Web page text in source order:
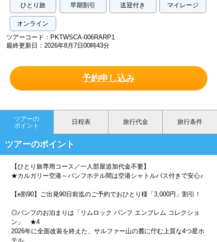
ひとり旅 早期割引 送迎付き マイレージ
オンライン
ツアーコード：PKTWSCA-006RARP1
最終更新日：2026年8月7日00時43分
予約申し込み
ツアーの
ポイント
日程表 旅行代金 旅行条件
ツアーのポイント
【ひとり旅専用コース／一人部屋追加代金不要】
★カルガリー空港～バンフホテル間は空港シャトルバス付きで安心♪
【e割90】ご出発90日前迄のご予約でおひとり様「3,000円」割引！
◎バンフのお泊まりは「リムロック バンフ エンブレム コレクショ
ン」 ★4
2026年に全面改装を終えた、サルファー山の麓に佇む上質な4つ星ホ
テル。